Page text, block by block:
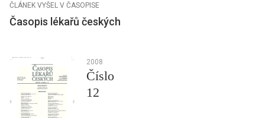
ČLÁNEK VYŠEL V ČASOPISE
Časopis lékařů českých
2008
Číslo
12